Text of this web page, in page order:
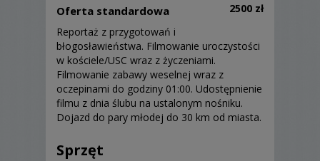
Oferta standardowa
2500 zł
Reportaż z przygotowań i
błogosławieństwa. Filmowanie uroczystości
w kościele/USC wraz z życzeniami.
Filmowanie zabawy weselnej wraz z
oczepinami do godziny 01:00. Udostępnienie
filmu z dnia ślubu na ustalonym nośniku.
Dojazd do pary młodej do 30 km od miasta.
Sprzęt